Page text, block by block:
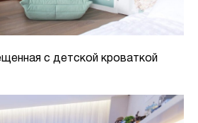
с детской кроваткой